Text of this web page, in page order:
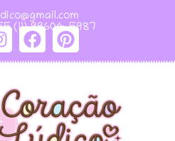
(11) 99604-5987